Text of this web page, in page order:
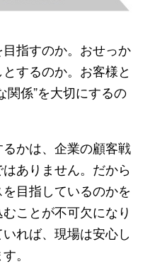
指すのか。おせっか
するのか。お客様と
関係”を大切にするの
かは、企業の顧客戦
ありません。だから
目指しているのかを
ことが不可欠になり
れば、現場は安心し
。